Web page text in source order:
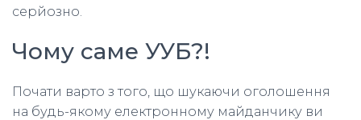
серйозно.
Чому саме УУБ?!
Почати варто з того, що шукаючи оголошення
на будь-якому електронному майданчику ви